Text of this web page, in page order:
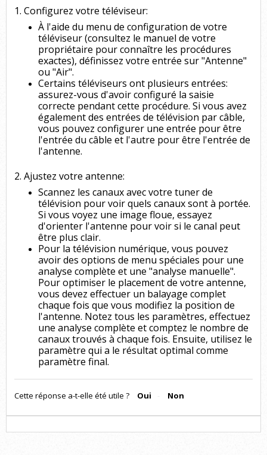
1. Configurez votre téléviseur:
À l'aide du menu de configuration de votre
téléviseur (consultez le manuel de votre
propriétaire pour connaître les procédures
exactes), définissez votre entrée sur "Antenne"
ou "Air".
Certains téléviseurs ont plusieurs entrées:
assurez-vous d'avoir configuré la saisie
correcte pendant cette procédure. Si vous avez
également des entrées de télévision par câble,
vous pouvez configurer une entrée pour être
l'entrée du câble et l'autre pour être l'entrée de
l'antenne.
2. Ajustez votre antenne:
Scannez les canaux avec votre tuner de
télévision pour voir quels canaux sont à portée.
Si vous voyez une image floue, essayez
d'orienter l'antenne pour voir si le canal peut
être plus clair.
Pour la télévision numérique, vous pouvez
avoir des options de menu spéciales pour une
analyse complète et une "analyse manuelle".
Pour optimiser le placement de votre antenne,
vous devez effectuer un balayage complet
chaque fois que vous modifiez la position de
l'antenne. Notez tous les paramètres, effectuez
une analyse complète et comptez le nombre de
canaux trouvés à chaque fois. Ensuite, utilisez le
paramètre qui a le résultat optimal comme
paramètre final.
Cette réponse a-t-elle été utile ? Oui Non